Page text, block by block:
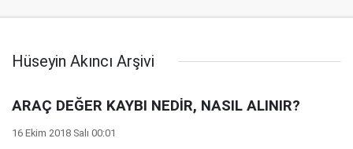
Hüseyin Akıncı Arşivi
ARAÇ DEĞER KAYBI NEDİR, NASIL ALINIR?
16 Ekim 2018 Salı 00:01